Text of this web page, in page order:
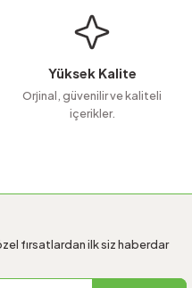
Yüksek Kalite
Orjinal, güvenilir ve kaliteli
içerikler.
fırsatlardan ilk siz haberdar